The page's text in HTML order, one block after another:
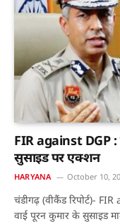
FIR against DGP
सुसाइड पर एक्शन
HARYANA October 10,
चंडीगढ़ (वीकैंड रिपोर्ट)-
वाई पूरन कुमार के सुसाइड